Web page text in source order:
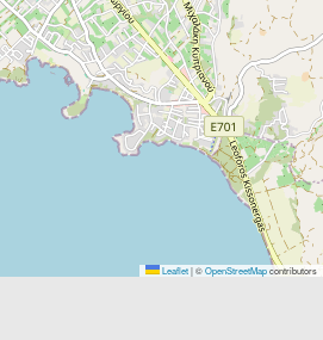
Leaflet|©OpenStreetMapcontributors